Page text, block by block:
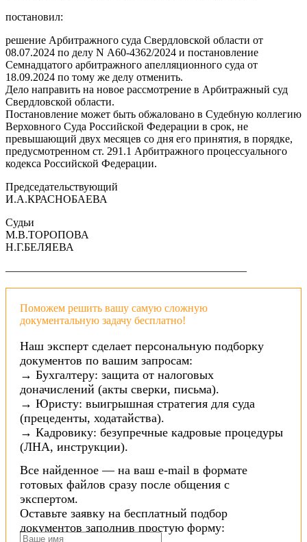
постановил:
решение Арбитражного суда Свердловской области от
08.07.2024 по делу N А60-4362/2024 и постановление
Семнадцатого арбитражного апелляционного суда от
18.09.2024 по тому же делу отменить.
Дело направить на новое рассмотрение в Арбитражный суд
Свердловской области.
Постановление может быть обжаловано в Судебную коллегию
Верховного Суда Российской Федерации в срок, не
превышающий двух месяцев со дня его принятия, в порядке,
предусмотренном ст. 291.1 Арбитражного процессуального
кодекса Российской Федерации.
Председательствующий
И.А.КРАСНОБАЕВА
Судьи
М.В.ТОРОПОВА
Н.Г.БЕЛЯЕВА
——————————————————————
Поможем решить вашу самую сложную
документальную задачу бесплатно!
Наш эксперт сделает персональную подборку
документов по вашим запросам:
→ Бухгалтеру: защита от налоговых
доначислений (акты сверки, письма).
→ Юристу: выигрышная стратегия для суда
(прецеденты, ходатайства).
→ Кадровику: безупречные кадровые процедуры
(ЛНА, инструкции).
Все найденное — на ваш e-mail в формате
готовых файлов сразу после общения с
экспертом.
Оставьте заявку на бесплатный подбор
документов заполнив простую форму: